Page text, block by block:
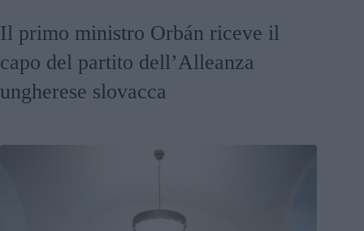
Il primo ministro Orbán riceve il
capo del partito dell’Alleanza
ungherese slovacca